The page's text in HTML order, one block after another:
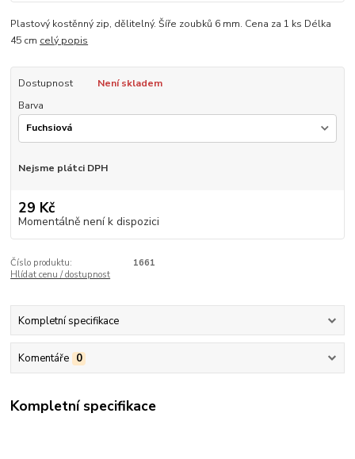
Plastový kostěnný zip, dělitelný. Šíře zoubků 6 mm. Cena za 1 ks Délka
45 cm celý popis
Dostupnost
Není skladem
Barva
Nejsme plátci DPH
29 Kč
Momentálně není k dispozici
Číslo produktu:
1661
Hlídat cenu / dostupnost
Kompletní specifikace
Komentáře 0
Kompletní specifikace